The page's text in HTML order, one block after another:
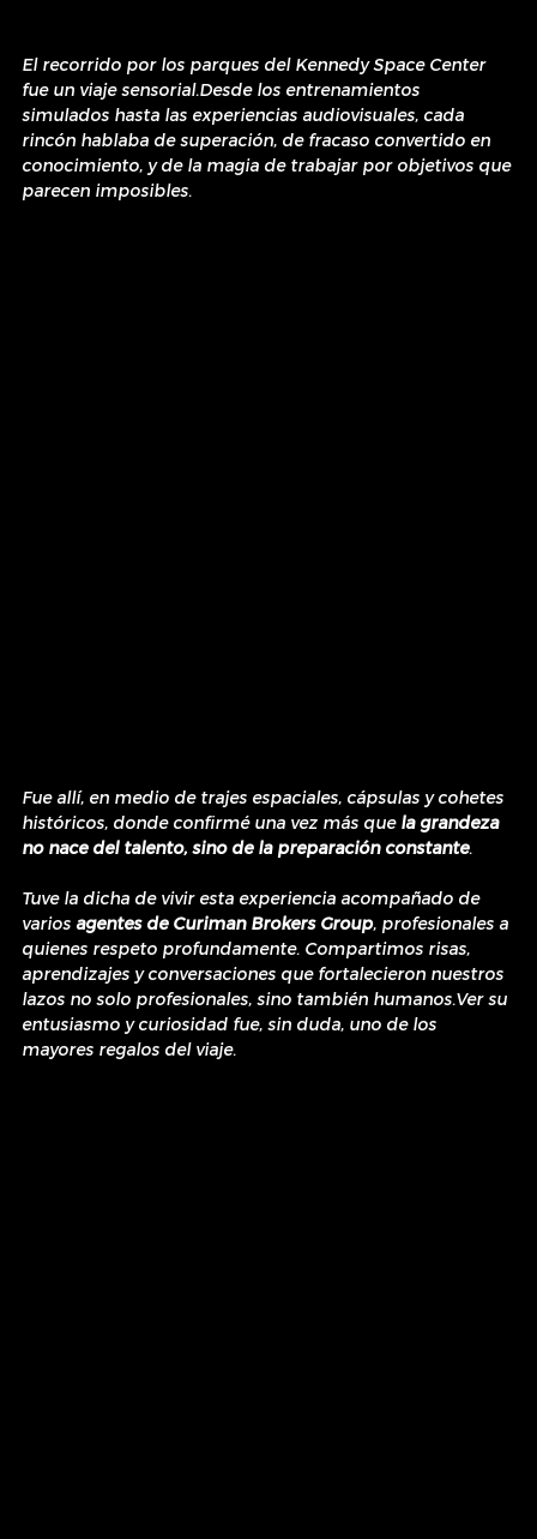
El recorrido por los parques del Kennedy Space Center
fue un viaje sensorial.Desde los entrenamientos
simulados hasta las experiencias audiovisuales, cada
rincón hablaba de superación, de fracaso convertido en
conocimiento, y de la magia de trabajar por objetivos que
parecen imposibles.
Fue allí, en medio de trajes espaciales, cápsulas y cohetes
históricos, donde confirmé una vez más que la grandeza
no nace del talento, sino de la preparación constante.
Tuve la dicha de vivir esta experiencia acompañado de
varios agentes de Curiman Brokers Group, profesionales a
quienes respeto profundamente. Compartimos risas,
aprendizajes y conversaciones que fortalecieron nuestros
lazos no solo profesionales, sino también humanos.Ver su
entusiasmo y curiosidad fue, sin duda, uno de los
mayores regalos del viaje.